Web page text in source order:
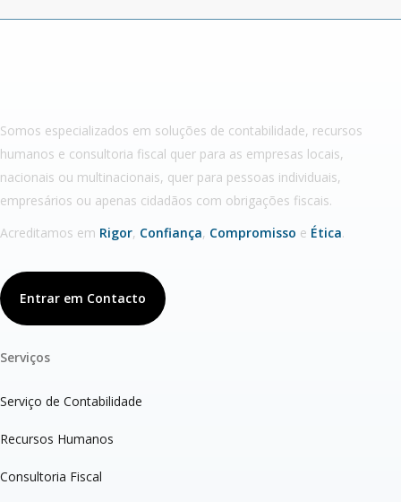
Somos especializados em soluções de contabilidade, recursos
humanos e consultoria fiscal quer para as empresas locais,
nacionais ou multinacionais, quer para pessoas individuais,
empresários ou apenas cidadãos com obrigações fiscais.
Acreditamos em Rigor, Confiança, Compromisso e Ética.
Entrar em Contacto
Serviços
Serviço de Contabilidade
Recursos Humanos
Consultoria Fiscal